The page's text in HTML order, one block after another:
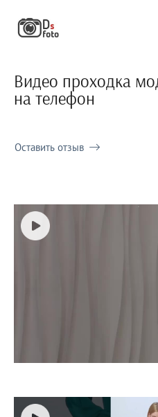
Видео проходка
на телефон
Оставить отзыв